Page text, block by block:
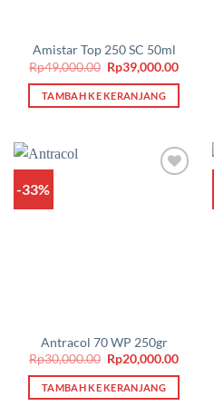
Amistar Top 250 SC 50ml
Rp49,000.00 Harga
aslinya
adalah:
Rp49,000.00.
Rp39,000.00Harga
TAMBAH KE KERANJANG
-33%
Antracol 70 WP 250gr
Rp30,000.00 Harga
aslinya
adalah:
Rp30,000.00.
Rp20,000.00Harga
TAMBAH KE KERANJANG